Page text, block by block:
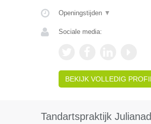
Openingstijden ▼
Sociale media:
BEKIJK VOLLEDIG
Tandartspraktijk